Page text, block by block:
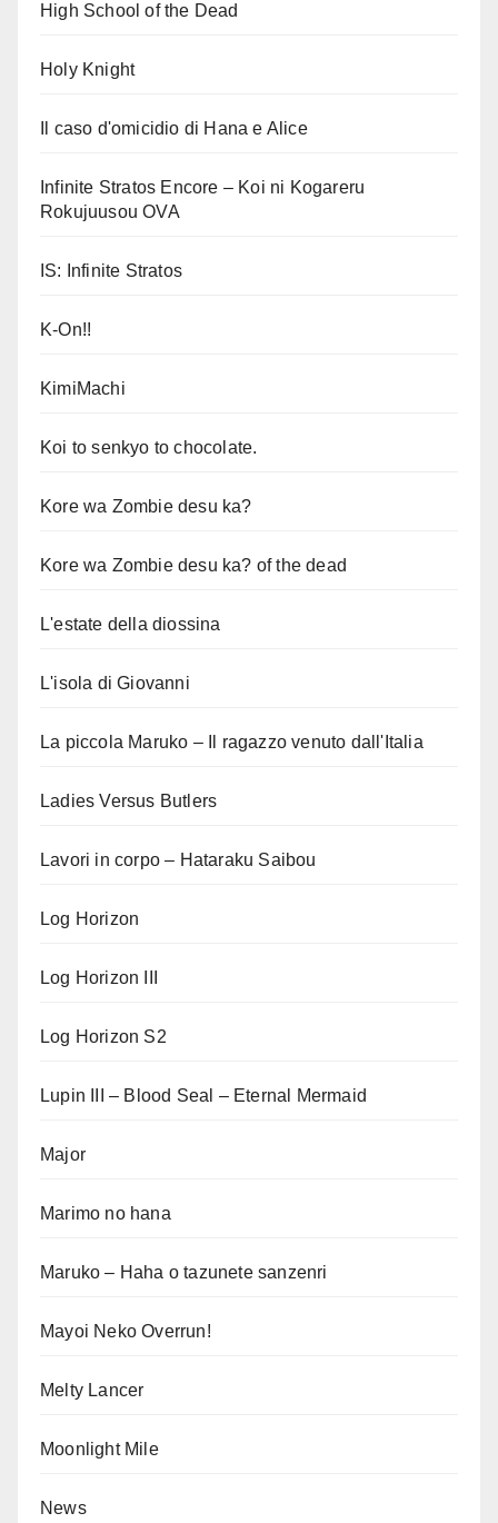
High School of the Dead
Holy Knight
Il caso d'omicidio di Hana e Alice
Infinite Stratos Encore – Koi ni Kogareru
Rokujuusou OVA
IS: Infinite Stratos
K-On!!
KimiMachi
Koi to senkyo to chocolate.
Kore wa Zombie desu ka?
Kore wa Zombie desu ka? of the dead
L'estate della diossina
L'isola di Giovanni
La piccola Maruko – Il ragazzo venuto dall'Italia
Ladies Versus Butlers
Lavori in corpo – Hataraku Saibou
Log Horizon
Log Horizon III
Log Horizon S2
Lupin III – Blood Seal – Eternal Mermaid
Major
Marimo no hana
Maruko – Haha o tazunete sanzenri
Mayoi Neko Overrun!
Melty Lancer
Moonlight Mile
News